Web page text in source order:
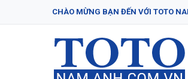
CHÀO MỪNG BẠN ĐẾN VỚI TOTO